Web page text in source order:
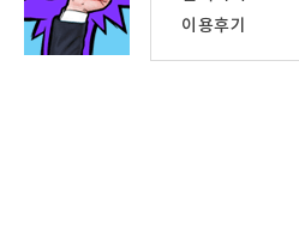
이용후기